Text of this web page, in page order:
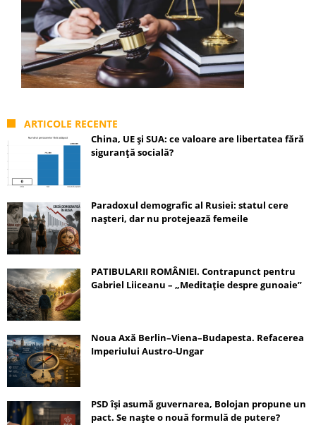
ARTICOLE RECENTE
China, UE și SUA: ce valoare are libertatea fără
siguranță socială?
Paradoxul demografic al Rusiei: statul cere
nașteri, dar nu protejează femeile
PATIBULARII ROMÂNIEI. Contrapunct pentru
Gabriel Liiceanu – „Meditație despre gunoaie”
Noua Axă Berlin–Viena–Budapesta. Refacerea
Imperiului Austro-Ungar
PSD își asumă guvernarea, Bolojan propune un
pact. Se naște o nouă formulă de putere?